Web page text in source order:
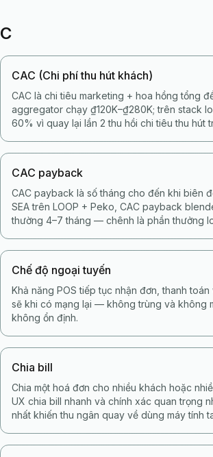
C
CAC (Chi phí thu hút khách)
CAC là chi tiêu marketing + hoa hồng tổng
aggregator chạy ₫120K–₫280K; trên stack
60% vì quay lại lần 2 thu hồi chi tiêu thu hút
CAC payback
CAC payback là số tháng cho đến khi biên
SEA trên LOOP + Peko, CAC payback
thường 4–7 tháng — chênh là phần thưởng
Chế độ ngoại tuyến
Khả năng POS tiếp tục nhận đơn, thanh
sẽ khi có mạng lại — không trùng và không
không ổn định.
Chia bill
Chia một hoá đơn cho nhiều khách hoặc
UX chia bill nhanh và chính xác quan trọng
nhất khiến thu ngân quay về dùng máy tính